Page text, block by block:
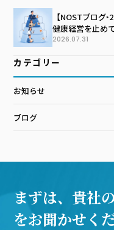
【NOSTブログ
健康経営を止め
のつくり方
2026.07.31
カテゴリー
お知らせ
ブログ
まずは、貴社
をお聞かせく